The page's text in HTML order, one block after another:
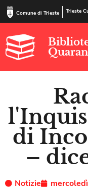
Comune di Trieste Trieste
di
–
Notizie